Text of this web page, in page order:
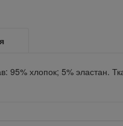
95% хлопок; 5% эластан.